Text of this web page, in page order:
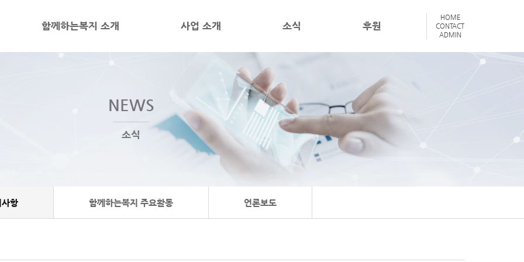
함께하는복지 소개 사업 소개 소식 후원
HOME
CONTACT
ADMIN
NEWS
소식
항 함께하는복지 주요활동 언론보도